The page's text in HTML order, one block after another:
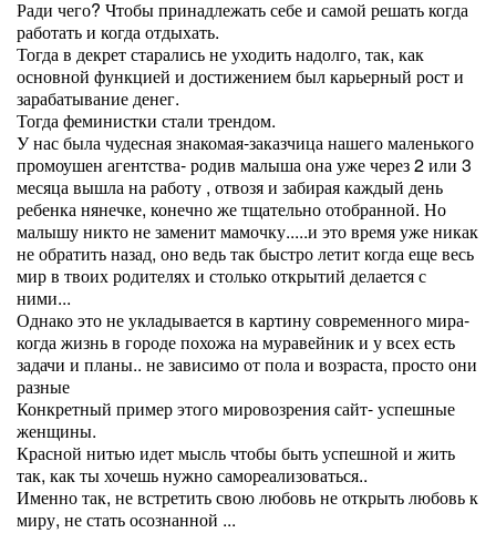
Ради чего? Чтобы принадлежать себе и самой решать когда
работать и когда отдыхать.
Тогда в декрет старались не уходить надолго, так, как
основной функцией и достижением был карьерный рост и
зарабатывание денег.
Тогда феминистки стали трендом.
У нас была чудесная знакомая-заказчица нашего маленького
промоушен агентства- родив малыша она уже через 2 или 3
месяца вышла на работу , отвозя и забирая каждый день
ребенка нянечке, конечно же тщательно отобранной. Но
малышу никто не заменит мамочку.....и это время уже никак
не обратить назад, оно ведь так быстро летит когда еще весь
мир в твоих родителях и столько открытий делается с
ними...
Однако это не укладывается в картину современного мира-
когда жизнь в городе похожа на муравейник и у всех есть
задачи и планы.. не зависимо от пола и возраста, просто они
разные
Конкретный пример этого мировозрения сайт- успешные
женщины.
Красной нитью идет мысль чтобы быть успешной и жить
так, как ты хочешь нужно самореализоваться..
Именно так, не встретить свою любовь не открыть любовь к
миру, не стать осознанной ...